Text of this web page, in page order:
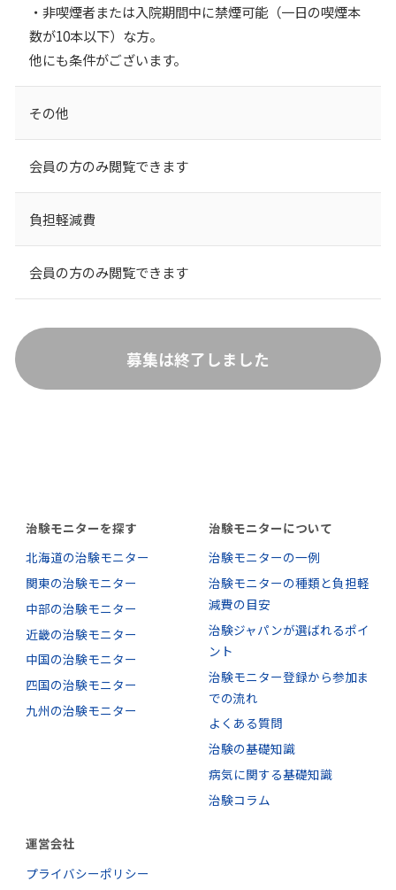
・非喫煙者または入院期間中に禁煙可能（一日の喫煙本
数が10本以下）な方。
他にも条件がございます。
その他
会員の方のみ閲覧できます
負担軽減費
会員の方のみ閲覧できます
募集は終了しました
治験モニターを探す
北海道の治験モニター
関東の治験モニター
中部の治験モニター
近畿の治験モニター
中国の治験モニター
四国の治験モニター
九州の治験モニター
治験モニターについて
治験モニターの一例
治験モニターの種類と負担軽
減費の目安
治験ジャパンが選ばれるポイ
ント
治験モニター登録から参加ま
での流れ
よくある質問
治験の基礎知識
病気に関する基礎知識
治験コラム
運営会社
プライバシーポリシー